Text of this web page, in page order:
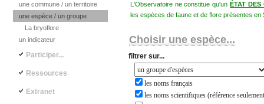
L'Observatoire ne constitue qu'unÉTAT DES
les espèces de faune et de flore présentes en
Choisir une espèce...
filtrer sur...
les noms français
les noms scientifiques (référence
une commune / un territoire
une espèce / un groupe
La bryoflore
un indicateur
Participer...
Ressources
Extranet